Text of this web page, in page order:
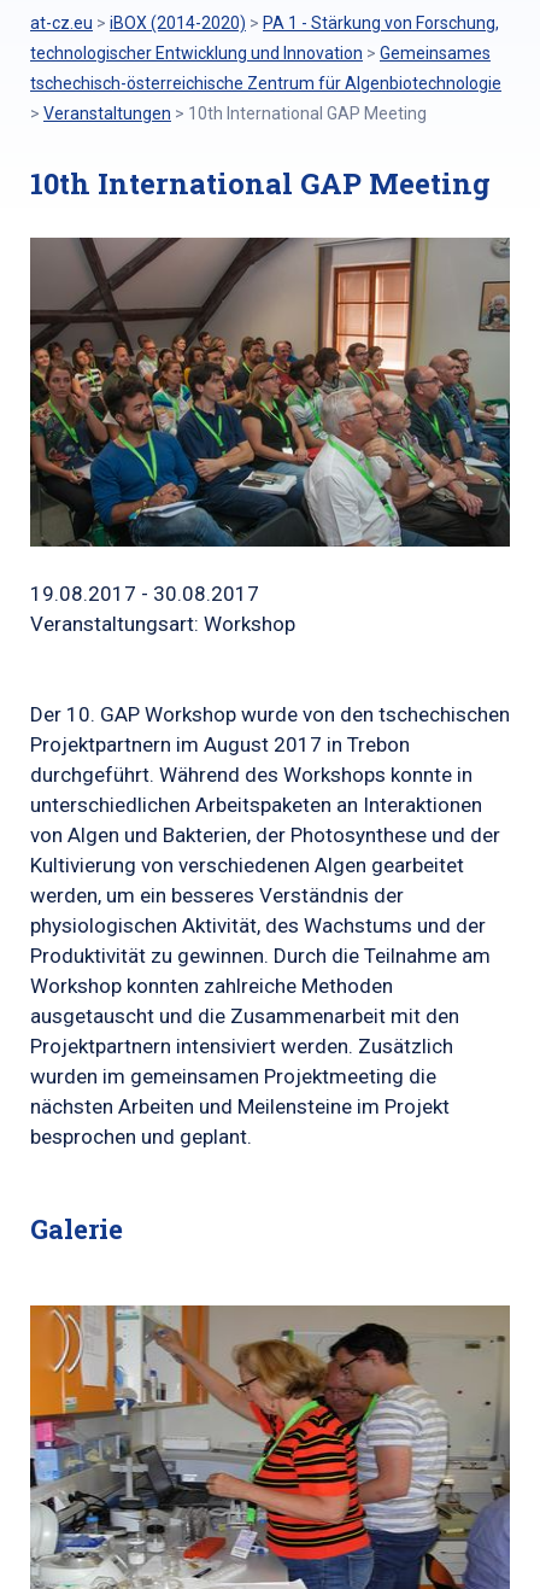
at-cz.eu > iBOX (2014-2020) > PA 1 - Stärkung von Forschung,
technologischer Entwicklung und Innovation > Gemeinsames
tschechisch-österreichische Zentrum für Algenbiotechnologie
> Veranstaltungen > 10th International GAP Meeting
10th International GAP Meeting
19.08.2017 - 30.08.2017
Veranstaltungsart: Workshop
Der 10. GAP Workshop wurde von den tschechischen
Projektpartnern im August 2017 in Trebon
durchgeführt. Während des Workshops konnte in
unterschiedlichen Arbeitspaketen an Interaktionen
von Algen und Bakterien, der Photosynthese und der
Kultivierung von verschiedenen Algen gearbeitet
werden, um ein besseres Verständnis der
physiologischen Aktivität, des Wachstums und der
Produktivität zu gewinnen. Durch die Teilnahme am
Workshop konnten zahlreiche Methoden
ausgetauscht und die Zusammenarbeit mit den
Projektpartnern intensiviert werden. Zusätzlich
wurden im gemeinsamen Projektmeeting die
nächsten Arbeiten und Meilensteine im Projekt
besprochen und geplant.
Galerie